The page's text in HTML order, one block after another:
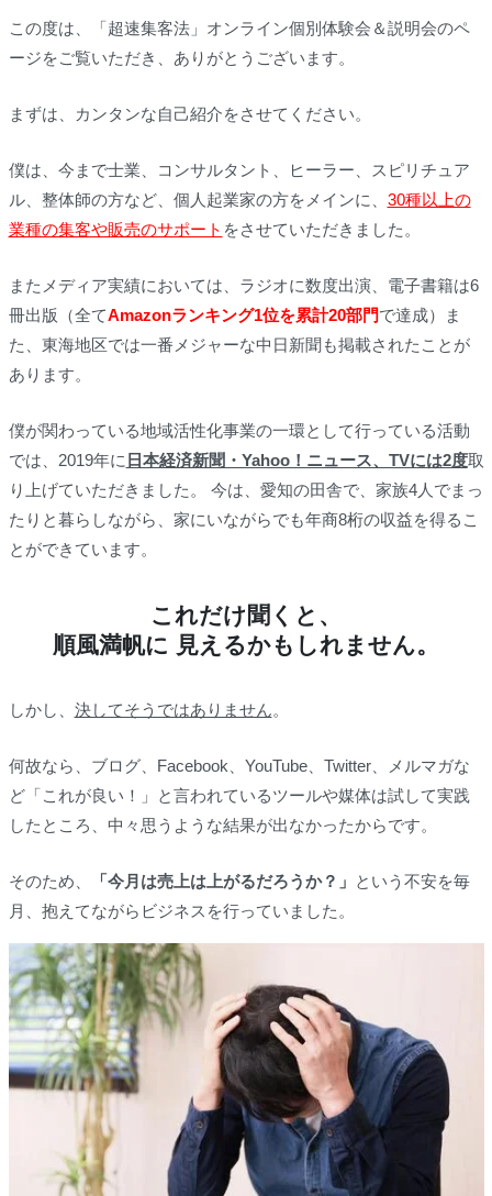
この度は、「超速集客法」オンライン個別体験会＆説明会のペ
ージをご覧いただき、ありがとうございます。
まずは、カンタンな自己紹介をさせてください。
僕は、今まで士業、コンサルタント、ヒーラー、スピリチュア
ル、整体師の方など、個人起業家の方をメインに、 30種以上の
業種の集客や販売のサポート をさせていただきました。
またメディア実績においては、ラジオに数度出演、電子書籍は6
冊出版（全てAmazonランキング1位を累計20部門で達成）ま
た、東海地区では一番メジャーな中日新聞も掲載されたことが
あります。
僕が関わっている地域活性化事業の一環として行っている活動
では、2019年に 日本経済新聞・Yahoo！ニュース、TVには2度取
り上げていただきました。 今は、愛知の田舎で、家族4人でまっ
たりと暮らしながら、家にいながらでも年商8桁の収益を得るこ
とができています。
これだけ聞くと、
順風満帆に 見えるかもしれません。
しかし、 決してそうではありません。
何故なら、ブログ、Facebook、YouTube、Twitter、メルマガな
ど「これが良い！」と言われているツールや媒体は試して実践
したところ、中々思うような結果が出なかったからです。
そのため、 「今月は売上は上がるだろうか？」 という不安を毎
月、抱えてながらビジネスを行っていました。